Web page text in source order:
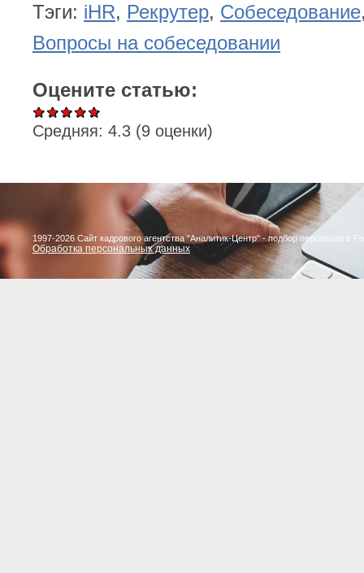
Тэги: iHR, Рекрутер, Собеседование
Вопросы на собеседовании
Оцените статью:
Средняя: 4.3 (9 оценки)
1997-2026 Сайт кадрового агентства "Аналитик-Центр" - подбор персонала в
Обработка персональных данных